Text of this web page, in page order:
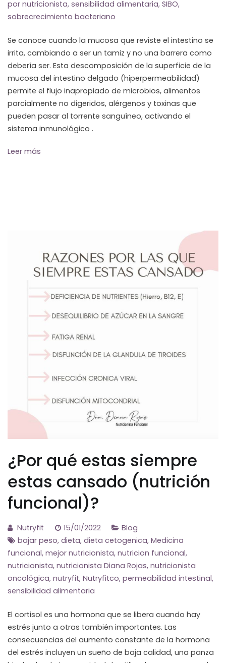
por nutricionista, sensibilidad alimentaria, SIBO,
sobrecrecimiento bacteriano
Se conoce cuando la mucosa que reviste el intestino se
irrita, cambiando a ser un tamiz y no una barrera como
debería ser. Esta descomposición de la superficie de la
mucosa del intestino delgado (hiperpermeabilidad)
permite el flujo inapropiado de microbios, alimentos
parcialmente no digeridos, alérgenos y toxinas que
pueden pasar al torrente sanguíneo, activando el
sistema inmunológico .
Leer más
¿Por qué estas siempre
estas cansado (nutrición
funcional)?
Nutryfit 15/01/2022
Blog
bajar peso, dieta, dieta cetogenica, Medicina
funcional, mejor nutricionista, nutricion funcional,
nutricionista, nutricionista Diana Rojas, nutricionista
oncológica, nutryfit, Nutryfitco, permeabilidad intestinal,
sensibilidad alimentaria
El cortisol es una hormona que se libera cuando hay
estrés junto a otras también importantes. Las
consecuencias del aumento constante de la hormona
del estrés incluyen un sueño de baja calidad, una panza